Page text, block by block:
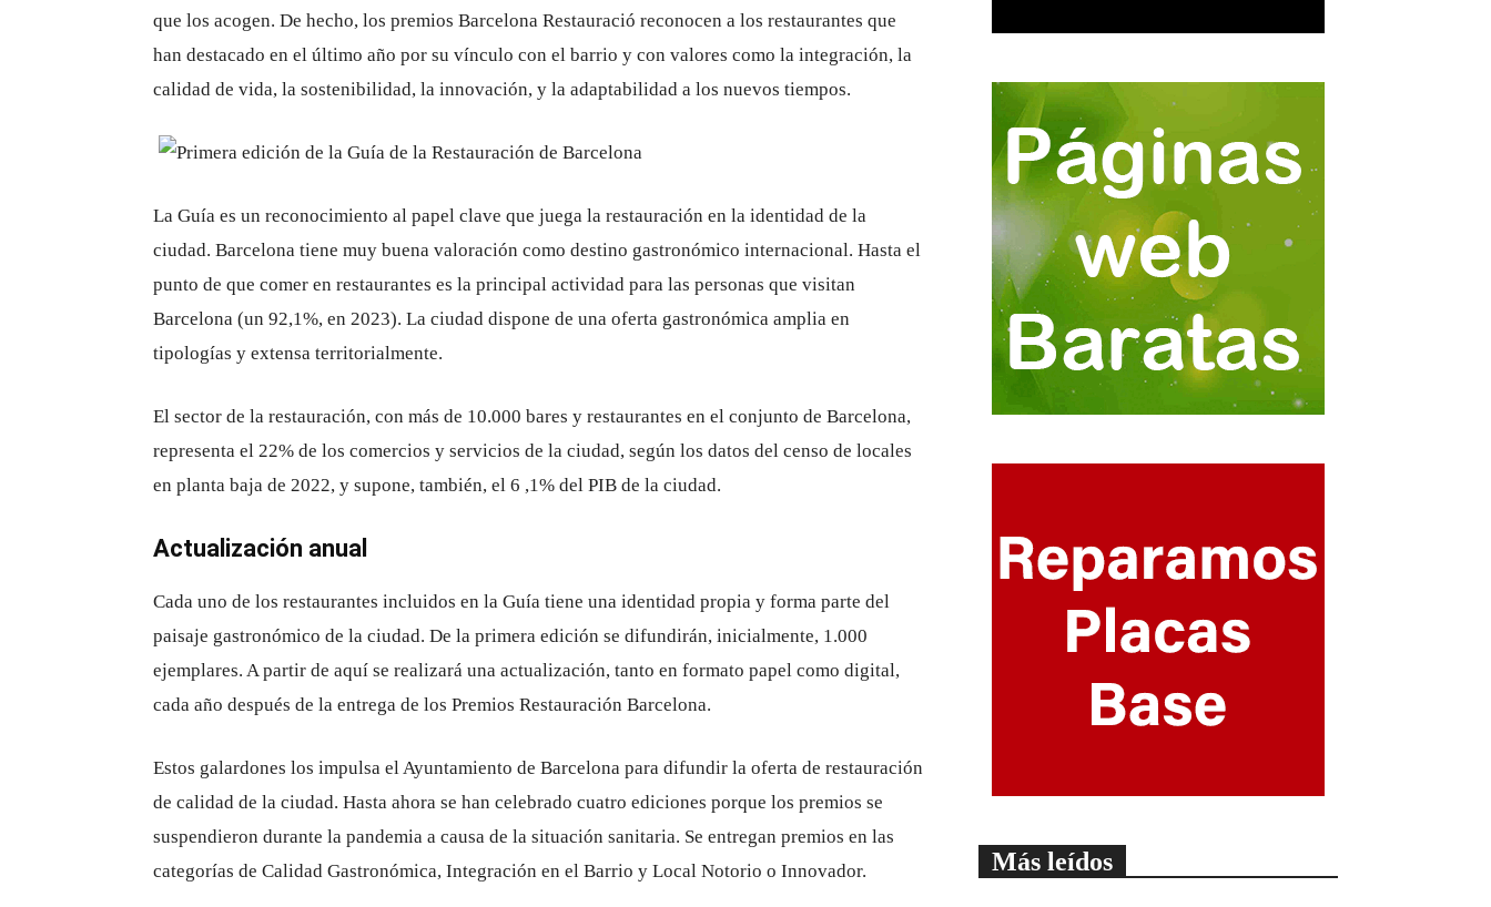
que los acogen. De hecho, los premios Barcelona Restauració reconocen a los restaurantes que
han destacado en el último año por su vínculo con el barrio y con valores como la integración, la
calidad de vida, la sostenibilidad, la innovación, y la adaptabilidad a los nuevos tiempos.
La Guía es un reconocimiento al papel clave que juega la restauración en la identidad de la
ciudad. Barcelona tiene muy buena valoración como destino gastronómico internacional. Hasta el
punto de que comer en restaurantes es la principal actividad para las personas que visitan
Barcelona (un 92,1%, en 2023). La ciudad dispone de una oferta gastronómica amplia en
tipologías y extensa territorialmente.
El sector de la restauración, con más de 10.000 bares y restaurantes en el conjunto de Barcelona, ​​
representa el 22% de los comercios y servicios de la ciudad, según los datos del censo de locales
en planta baja de 2022, y supone, también, el 6 ,1% del PIB de la ciudad.
Actualización anual
Cada uno de los restaurantes incluidos en la Guía tiene una identidad propia y forma parte del
paisaje gastronómico de la ciudad. De la primera edición se difundirán, inicialmente, 1.000
ejemplares. A partir de aquí se realizará una actualización, tanto en formato papel como digital,
cada año después de la entrega de los Premios Restauración Barcelona.
Estos galardones los impulsa el Ayuntamiento de Barcelona para difundir la oferta de restauración
de calidad de la ciudad. Hasta ahora se han celebrado cuatro ediciones porque los premios se
suspendieron durante la pandemia a causa de la situación sanitaria. Se entregan premios en las
categorías de Calidad Gastronómica, Integración en el Barrio y Local Notorio o Innovador.
Más leídos